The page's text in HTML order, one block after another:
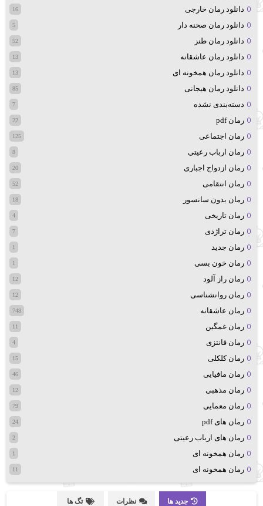
دانلود رمان خارجی 16
دانلود رمان صحنه دار 5
دانلود رمان طنز 52
دانلود رمان عاشقانه 13
دانلود رمان همخونه ای 13
دانلود رمان هیجانی 85
دسته‌بندی نشده 7
رمان pdf 22
رمان اجتماعی 125
رمان ارباب رعیتی 8
رمان ازدواج اجباری 20
رمان انتقامی 52
رمان بدون سانسور 18
رمان تاریخی 4
رمان تراژدی 7
رمان جدید 1
رمان خون بسی 1
رمان راز آلود 12
رمان روانشناسی 12
رمان عاشقانه 748
رمان غمگین 11
رمان فانتزی 4
رمان کلکلی 15
رمان مافیایی 46
رمان مذهبی 12
رمان معمایی 79
رمان های pdf 24
رمان های ارباب رعیتی 2
رمان همخونه ای 1
رمان همخونه ای 11
جدید ها نظرات تگ ها